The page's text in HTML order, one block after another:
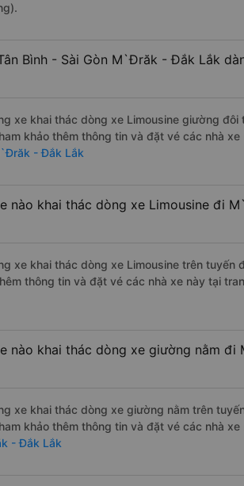
Bình - Sài Gòn M`Đrăk - Đắk Lắk
xe khai thác dòng xe Limousine giường
khảo thêm thông tin và đặt vé các nhà
- Đắk Lắk
nào khai thác dòng xe Limousine đi
xe khai thác dòng xe Limousine trên tuyến
thông tin và đặt vé các nhà xe này tại
nào khai thác dòng xe giường nằm
xe khai thác dòng xe giường nằm trên
khảo thêm thông tin và đặt vé các nhà
- Đắk Lắk